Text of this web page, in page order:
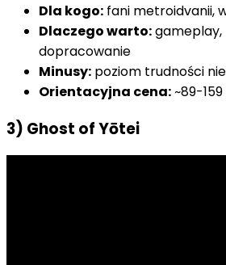
Dla kogo: fani metroidvanii,
Dlaczego warto:gameplay,
dopracowanie
Minusy: poziom trudności
Orientacyjna cena:~89-159
3) Ghost of Yōtei